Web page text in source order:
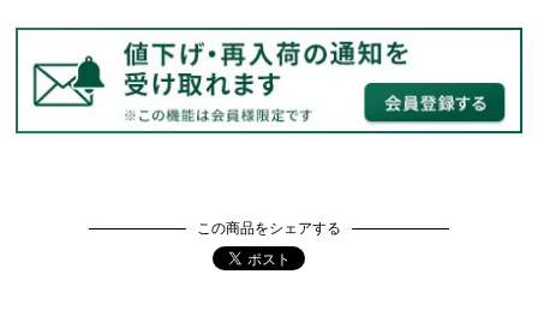
この商品をシェアする